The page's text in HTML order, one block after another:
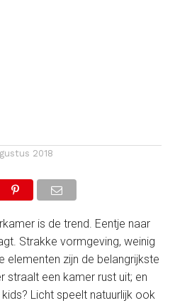
2018
is de trend. Eentje naar
Strakke vormgeving, weinig
elementen zijn de belangrijkste
straalt een kamer rust uit; en
Licht speelt natuurlijk ook